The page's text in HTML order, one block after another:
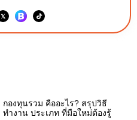
กองทุนรวม คืออะไร? สรุปวิธี
ทำงาน ประเภท ที่มือใหม่ต้องรู้